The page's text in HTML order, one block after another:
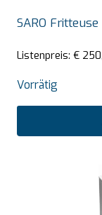
SARO
Listenpreis: €
Vorrätig